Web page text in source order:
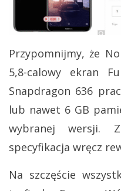
Przypomnijmy, że
5,8-calowy ekran
Snapdragon 636
lub nawet 6 GB
wybranej
specyfikacja wręcz
Na szczęście